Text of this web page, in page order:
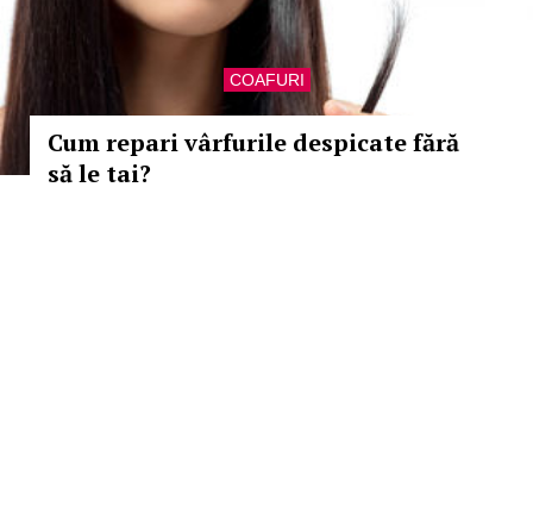
COAFURI
Cum repari vârfurile despicate fără
să le tai?